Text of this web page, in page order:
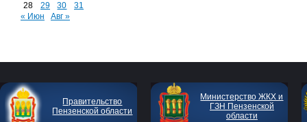
28
29 30
31
« Июн
Авг »
Правительство
Пензенской области
Министерство ЖКХ и
ГЗН Пензенской
области